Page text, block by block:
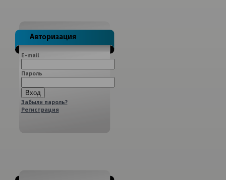
E-mail
Пароль
Забыли пароль?
Регистрация